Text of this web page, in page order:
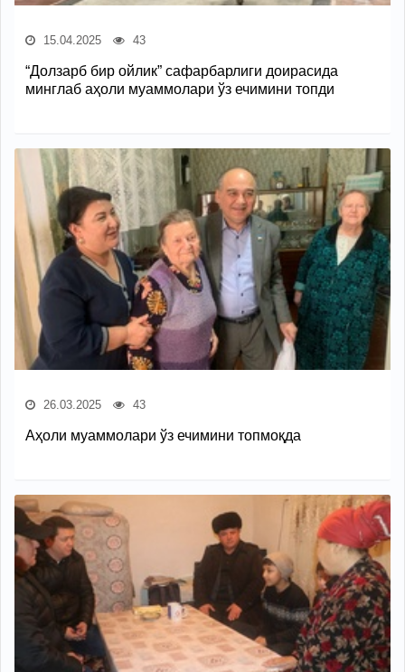
15.04.2025 43
“Долзарб бир ойлик” сафарбарлиги доирасида
минглаб аҳоли муаммолари ўз ечимини топди
26.03.2025 43
Аҳоли муаммолари ўз ечимини топмоқда